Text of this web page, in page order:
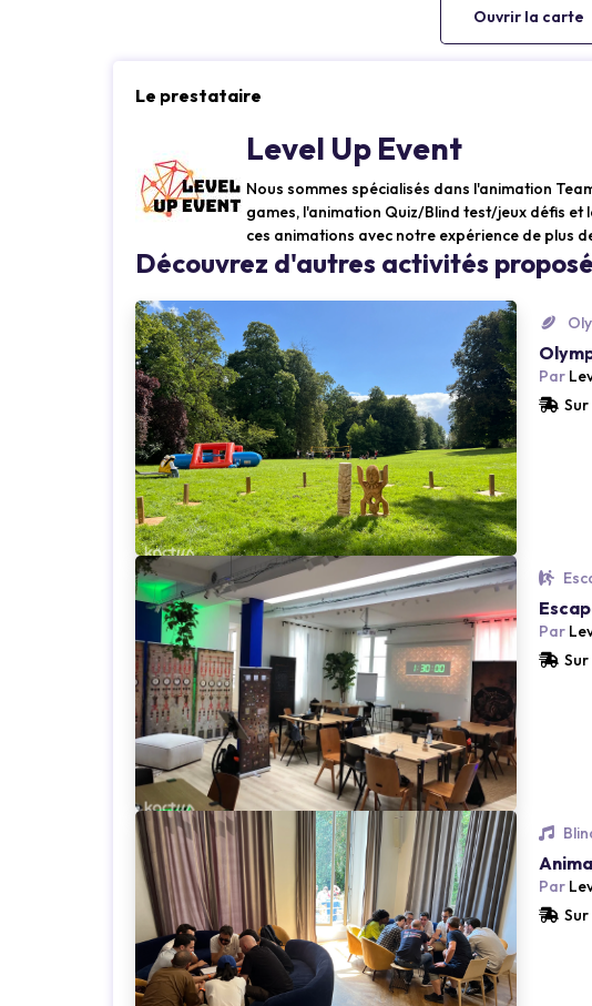
Ouvrir la carte
Le prestataire
Level Up Event
Nous sommes spécialisés dans l'animation
games, l'animation Quiz/Blind test/jeux défis
ces animations avec notre expérience de plus
Découvrez d'autres activités
Loading...
Par
Loading...
Par
Par